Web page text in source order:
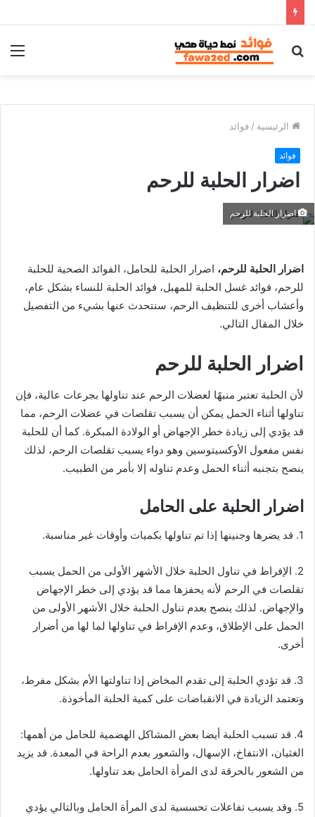
بحث
الرئيسية / فوائد
فوائد
اضرار الحلبة للرحم
اضرار الحلبة للرحم
اضرار الحلبة للرحم، اضرار الحلبة للحامل، الفوائد الصحية للحلبة
للرحم، فوائد غسل الحلبة للمهبل، فوائد الحلبة للنساء بشكل عام،
وأعشاب أخرى للتنظيف الرحم، سنتحدث عنها بشيء من التفصيل
خلال المقال التالي.
اضرار الحلبة للرحم
لأن الحلبة تعتبر منبهًا لعضلات الرحم عند تناولها بجرعات عالية، فإن
تناولها أثناء الحمل يمكن أن يسبب تقلصات في عضلات الرحم، مما
قد يؤدي إلى زيادة خطر الإجهاض أو الولادة المبكرة. كما أن للحلبة
نفس مفعول الأوكسيتوسين وهو دواء يسبب تقلصات الرحم، لذلك
ينصح بتجنبه أثناء الحمل وعدم تناوله إلا بأمر من الطبيب.
اضرار الحلبة على الحامل
1. قد يضرها وجنينها إذا تم تناولها بكميات وأوقات غير مناسبة.
2. الإفراط في تناول الحلبة خلال الأشهر الأولى من الحمل يسبب
تقلصات في الرحم لأنه يحفزها مما قد يؤدي إلى خطر الإجهاض
والإجهاض. لذلك ينصح بعدم تناول الحلبة خلال الأشهر الأولى من
الحمل على الإطلاق، وعدم الإفراط في تناولها لما لها من أضرار
أخرى.
3. قد تؤدي الحلبة إلى تقدم المخاض إذا تناولتها الأم بشكل مفرط،
وتعتمد الزيادة في الانقباضات على كمية الحلبة المأخوذة.
4. قد تسبب الحلبة أيضا بعض المشاكل الهضمية للحامل من أهمها:
الغثيان، الانتفاخ، الإسهال، والشعور بعدم الراحة في المعدة. قد يزيد
من الشعور بالحرقة لدى المرأة الحامل بعد تناولها.
5. وقد يسبب تفاعلات تحسسية لدى المرأة الحامل وبالتالي يؤدي